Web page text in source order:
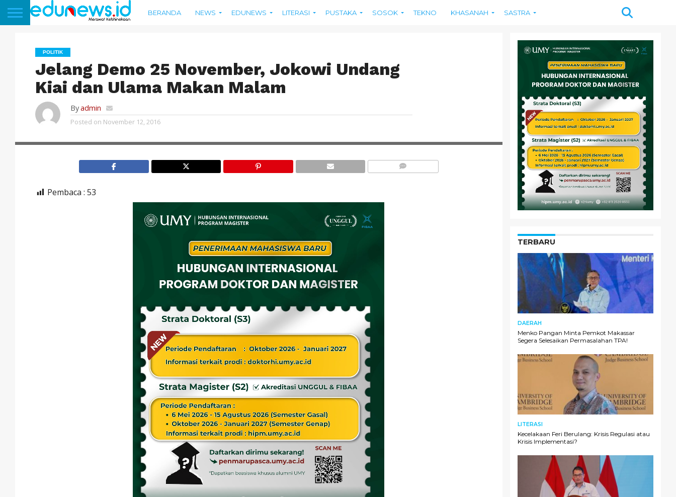
BERANDA NEWS EDUNEWS LITERASI PUSTAKA SOSOK TEKNO KHASANAH SASTRA
POLITIK
Jelang Demo 25 November, Jokowi Undang
Kiai dan Ulama Makan Malam
Byadmin
Posted on November 12, 2016
Pembaca : 53
TERBARU
DAERAH
Menko Pangan Minta Pemkot Makassar
Segera Selesaikan Permasalahan TPA!
LITERASI
Kecelakaan Feri Berulang: Krisis Regulasi atau
Krisis Implementasi?